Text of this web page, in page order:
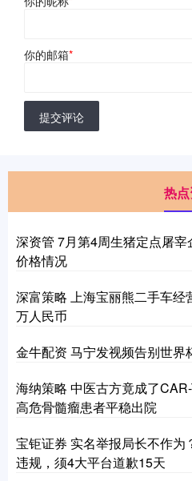
你的邮箱*
提交评论
热
深资管 7月第4周生猪定点屠
价格情况
深富策略 上海宝丽熊二手车
万人民币
金牛配资 马宁发视频告别世界
海纳策略 中医古方竟成了
高危骨髓瘤患者平稳出院
宝钜证券 实名举报局长不作
违规，须4大平台道歉15天